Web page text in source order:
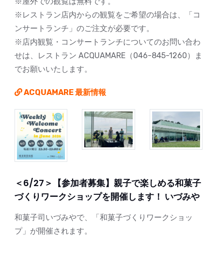
※レストラン店内からの観覧をご希望の場合は、「コ
ンサートランチ」のご注文が必要です。
※店内観覧・コンサートランチについてのお問い合わ
せは、レストラン ACQUAMARE（046-845-1260）ま
でお願いいたします。
ACQUAMARE 最新情報
＜6/27＞【参加者募集】親子で楽しめる和菓子
づくりワークショップを開催します！ いづみや
和菓子司いづみやで、「和菓子づくりワークショッ
プ」が開催されます。